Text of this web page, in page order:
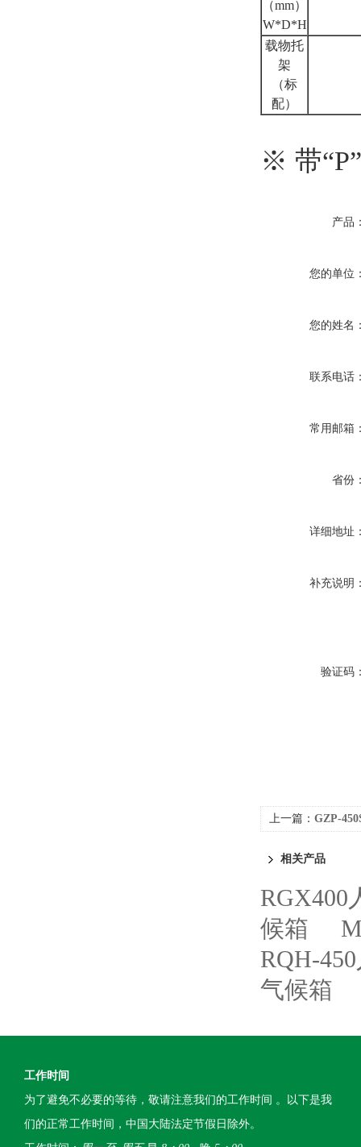
（mm）
W*D*H
载物托
架
（标
配）
※ 带
产品
您的单位
您的姓名
联系电话
常用邮箱
省份
详细地址
补充说明
验证码
上一篇： GZP-
相关产品
RGX400
候箱
RQH-
气候箱
工作时间
为了避免不必要的等待，敬请注意我们的工作时间 。以下是我
们的正常工作时间，中国大陆法定节假日除外。